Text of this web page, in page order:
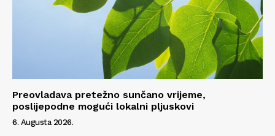
Preovladava pretežno sunčano vrijeme,
poslijepodne mogući lokalni pljuskovi
6. Augusta 2026.